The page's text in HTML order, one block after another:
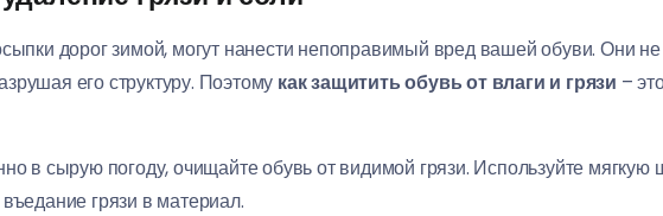
дорог зимой, могут нанести непоправимый вред вашей обуви. Они не
его структуру. Поэтому как защитить обувь от влаги и грязи –
в сырую погоду, очищайте обувь от видимой грязи. Используйте мягкую
грязи в материал.